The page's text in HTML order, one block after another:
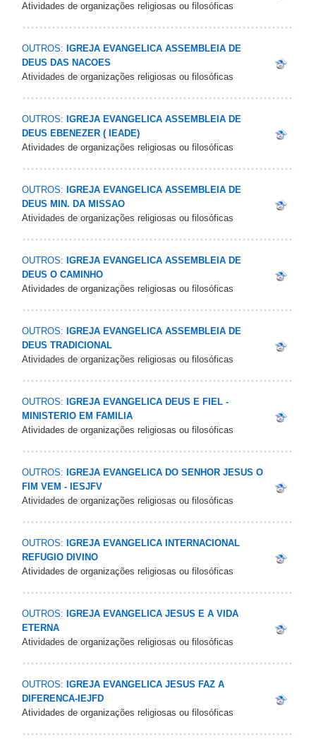
Atividades de organizações religiosas ou filosóficas
OUTROS: IGREJA EVANGELICA ASSEMBLEIA DE
DEUS DAS NACOES
Atividades de organizações religiosas ou filosóficas
OUTROS: IGREJA EVANGELICA ASSEMBLEIA DE
DEUS EBENEZER ( IEADE)
Atividades de organizações religiosas ou filosóficas
OUTROS: IGREJA EVANGELICA ASSEMBLEIA DE
DEUS MIN. DA MISSAO
Atividades de organizações religiosas ou filosóficas
OUTROS: IGREJA EVANGELICA ASSEMBLEIA DE
DEUS O CAMINHO
Atividades de organizações religiosas ou filosóficas
OUTROS: IGREJA EVANGELICA ASSEMBLEIA DE
DEUS TRADICIONAL
Atividades de organizações religiosas ou filosóficas
OUTROS: IGREJA EVANGELICA DEUS E FIEL -
MINISTERIO EM FAMILIA
Atividades de organizações religiosas ou filosóficas
OUTROS: IGREJA EVANGELICA DO SENHOR JESUS O
FIM VEM - IESJFV
Atividades de organizações religiosas ou filosóficas
OUTROS: IGREJA EVANGELICA INTERNACIONAL
REFUGIO DIVINO
Atividades de organizações religiosas ou filosóficas
OUTROS: IGREJA EVANGELICA JESUS E A VIDA
ETERNA
Atividades de organizações religiosas ou filosóficas
OUTROS: IGREJA EVANGELICA JESUS FAZ A
DIFERENCA-IEJFD
Atividades de organizações religiosas ou filosóficas